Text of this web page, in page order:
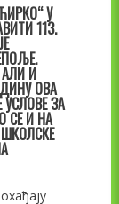
У
113.
И
ОВА
ЗА
СЕ И НА